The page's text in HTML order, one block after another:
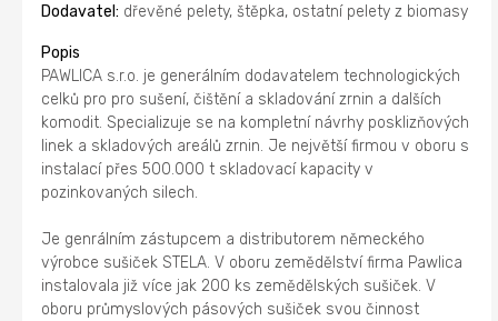
Dodavatel: dřevěné pelety, štěpka, ostatní pelety z biomasy
Popis
PAWLICA s.r.o. je generálním dodavatelem technologických
celků pro pro sušení, čištění a skladování zrnin a dalších
komodit. Specializuje se na kompletní návrhy posklizňových
linek a skladových areálů zrnin. Je největší firmou v oboru s
instalací přes 500.000 t skladovací kapacity v
pozinkovaných silech.
Je genrálním zástupcem a distributorem německého
výrobce sušiček STELA. V oboru zemědělství firma Pawlica
instalovala již více jak 200 ks zemědělských sušiček. V
oboru průmyslových pásových sušiček svou činnost